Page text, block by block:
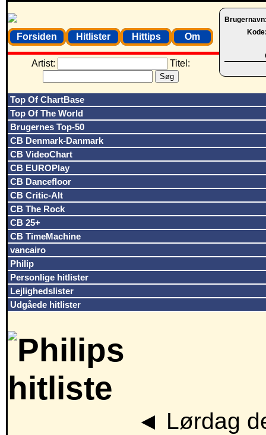
Forsiden Hitlister Hittips Om
Artist: Titel:
Top Of ChartBase
Top Of The World
Brugernes Top-50
CB Denmark-Danmark
CB VideoChart
CB EUROPlay
CB Dancefloor
CB Critic-Alt
CB The Rock
CB 25+
CB TimeMachine
vancairo
Philip
Personlige hitlister
Lejlighedslister
Udgåede hitlister
◄ Lørdag